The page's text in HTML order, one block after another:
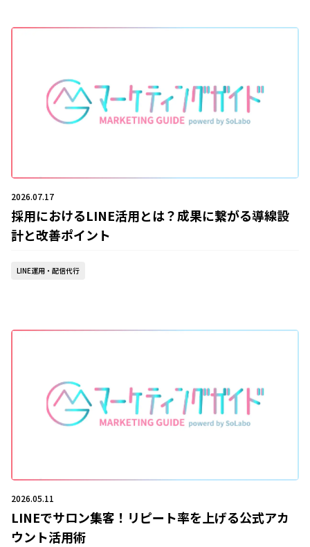
2026.07.17
採用におけるLINE活用とは？成果に繋がる導線設
計と改善ポイント
LINE運用・配信代行
2026.05.11
LINEでサロン集客！リピート率を上げる公式アカ
ウント活用術